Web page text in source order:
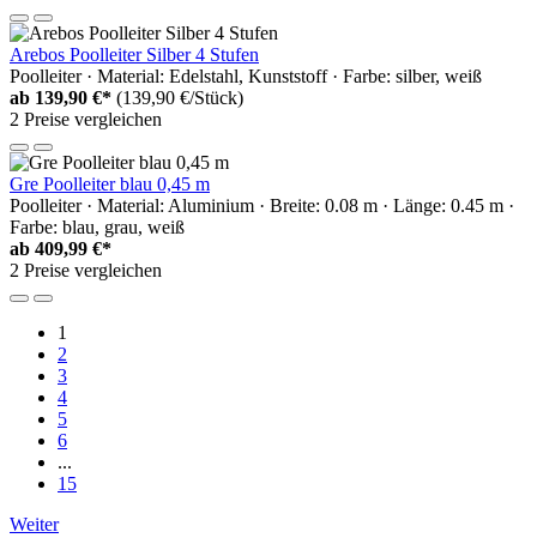
Arebos Poolleiter Silber 4 Stufen
Poolleiter · Material: Edelstahl, Kunststoff · Farbe: silber, weiß
ab 139,90 €* (139,90 €/Stück)
2 Preise vergleichen
Gre Poolleiter blau 0,45 m
Poolleiter · Material: Aluminium · Breite: 0.08 m · Länge: 0.45 m ·
Farbe: blau, grau, weiß
ab 409,99 €*
2 Preise vergleichen
1
2
3
4
5
6
...
15
Weiter